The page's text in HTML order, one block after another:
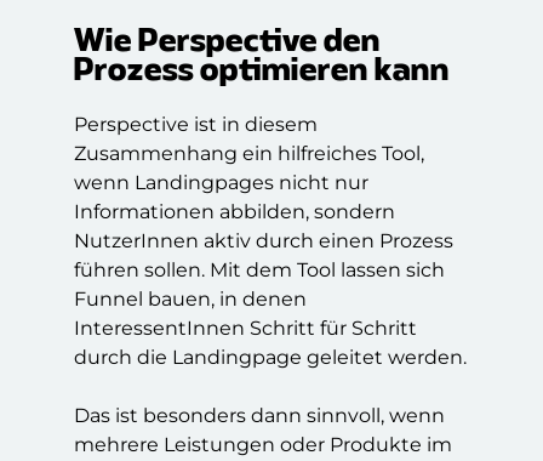
Wie Perspective den
Prozess optimieren kann
Perspective ist in diesem
Zusammenhang ein hilfreiches Tool,
wenn Landingpages nicht nur
Informationen abbilden, sondern
NutzerInnen aktiv durch einen Prozess
führen sollen. Mit dem Tool lassen sich
Funnel bauen, in denen
InteressentInnen Schritt für Schritt
durch die Landingpage geleitet werden.
Das ist besonders dann sinnvoll, wenn
mehrere Leistungen oder Produkte im